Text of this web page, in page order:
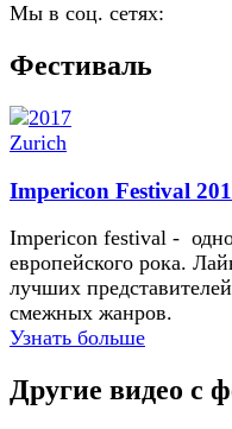
Мы в соц. сетях:
Фестиваль
Impericon Festival
Impericon festival -
европейского рока.
лучших
смежных жанров.
Узнать больше
Другие видео с